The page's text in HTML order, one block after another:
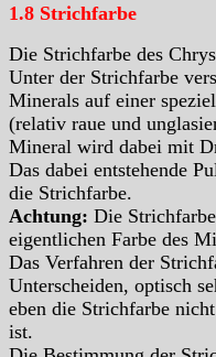
1.8 Strichfarbe
Die Strichfarbe des
Unter der Strichfarbe
Minerals auf einer
(relativ raue und
Mineral wird dabei mit
Das dabei entstehende
die Strichfarbe.
Achtung: Die
eigentlichen Farbe des
Das Verfahren der
Unterscheiden, optisch
eben die Strichfarbe
ist.